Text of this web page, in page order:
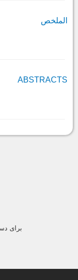
الملخص
ABSTRACTS
برای